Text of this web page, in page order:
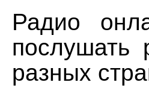
Радио
послушать
разных